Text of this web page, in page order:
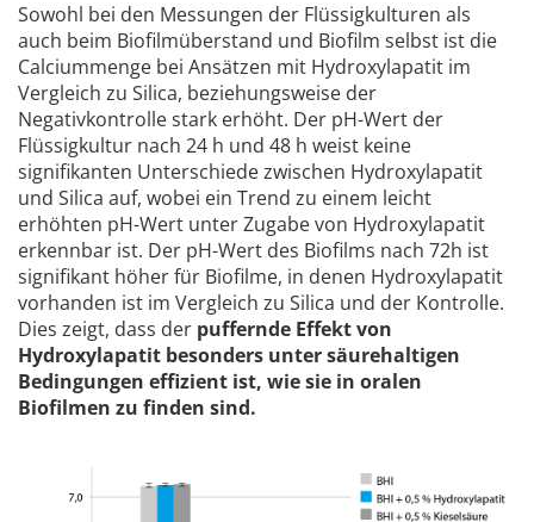
Sowohl bei den Messungen der Flüssigkulturen als
auch beim Biofilmüberstand und Biofilm selbst ist die
Calciummenge bei Ansätzen mit Hydroxylapatit im
Vergleich zu Silica, beziehungsweise der
Negativkontrolle stark erhöht. Der pH-Wert der
Flüssigkultur nach 24 h und 48 h weist keine
signifikanten Unterschiede zwischen Hydroxylapatit
und Silica auf, wobei ein Trend zu einem leicht
erhöhten pH-Wert unter Zugabe von Hydroxylapatit
erkennbar ist. Der pH-Wert des Biofilms nach 72h ist
signifikant höher für Biofilme, in denen Hydroxylapatit
vorhanden ist im Vergleich zu Silica und der Kontrolle.
Dies zeigt, dass der puffernde Effekt von
Hydroxylapatit besonders unter säurehaltigen
Bedingungen effizient ist, wie sie in oralen
Biofilmen zu finden sind.